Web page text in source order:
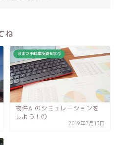
ね
おまつ不動産投資を学ぶ
物件A のシミュレーションを
しよう！①
2019年7月13日